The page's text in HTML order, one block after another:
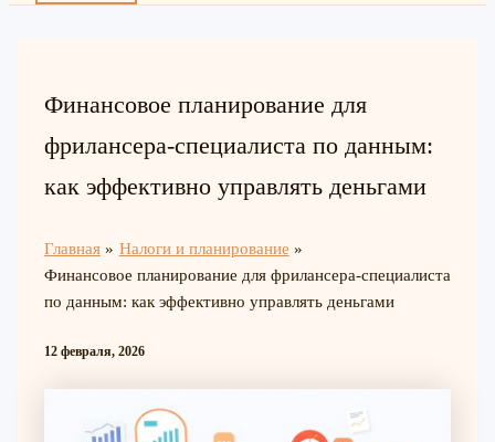
Финансовое планирование для
фрилансера-специалиста по данным:
как эффективно управлять деньгами
Главная
Налоги и планирование
Финансовое планирование для фрилансера-специалиста
по данным: как эффективно управлять деньгами
12 февраля, 2026